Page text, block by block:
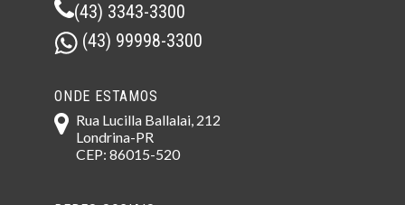
(43) 3343-3300
(43) 99998-3300
ONDE ESTAMOS
Rua Lucilla Ballalai, 212
Londrina-PR
CEP: 86015-520